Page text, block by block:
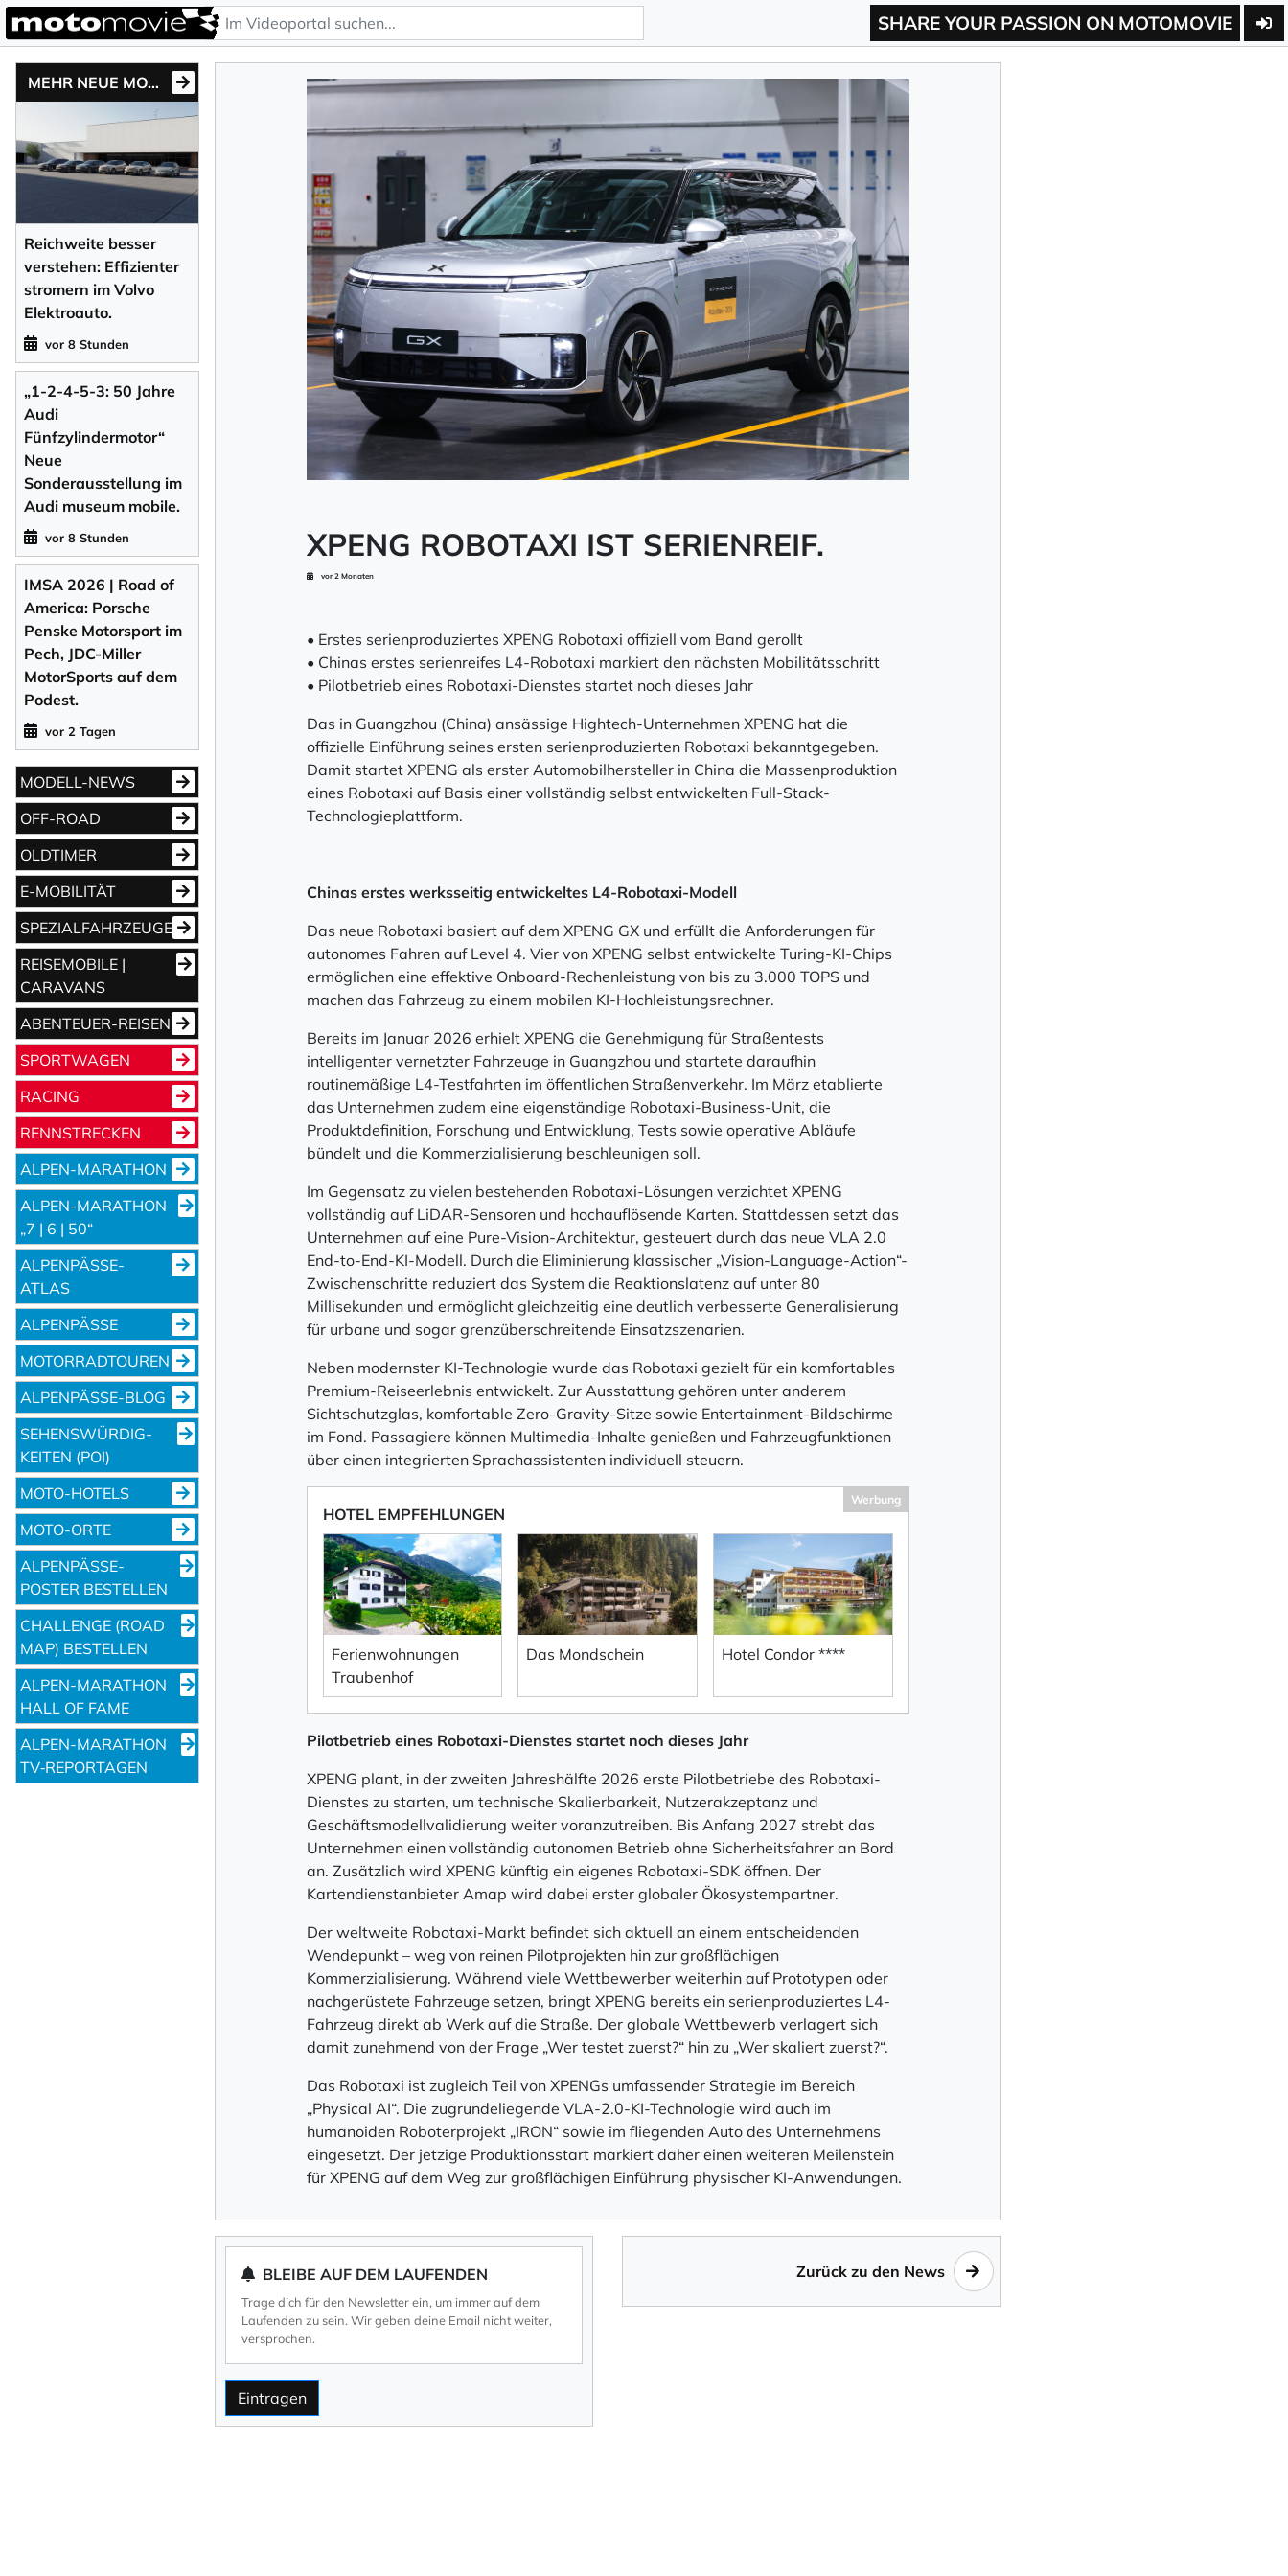
SHARE YOUR PASSION ON MOTOMOVIE
MEHR NEUE MOTONEWS
Reichweite besser
verstehen: Effizienter
stromern im Volvo
Elektroauto.
vor 8 Stunden
„1-2-4-5-3: 50 Jahre
Audi
Fünfzylindermotor“
Neue
Sonderausstellung im
Audi museum mobile.
vor 8 Stunden
IMSA 2026 | Road of
America: Porsche
Penske Motorsport im
Pech, JDC-Miller
MotorSports auf dem
Podest.
vor 2 Tagen
MODELL-NEWS
OFF-ROAD
OLDTIMER
E-MOBILITÄT
SPEZIALFAHRZEUGE
REISEMOBILE |
CARAVANS
ABENTEUER-REISEN
SPORTWAGEN
RACING
RENNSTRECKEN
ALPEN-MARATHON
ALPEN-MARATHON
„7 | 6 | 50“
ALPENPÄSSE-
ATLAS
ALPENPÄSSE
MOTORRADTOUREN
ALPENPÄSSE-BLOG
SEHENS­WÜRDIG­
KEITEN (POI)
MOTO-HOTELS
MOTO-ORTE
ALPENPÄSSE-
POSTER BESTELLEN
CHALLENGE (ROAD
MAP) BESTELLEN
ALPEN-MARATHON
HALL OF FAME
ALPEN-MARATHON
TV‑REPORTAGEN
XPENG ROBOTAXI IST SERIENREIF.
vor 2 Monaten
• Erstes serienproduziertes XPENG Robotaxi offiziell vom Band gerollt
• Chinas erstes serienreifes L4-Robotaxi markiert den nächsten Mobilitätsschritt
• Pilotbetrieb eines Robotaxi-Dienstes startet noch dieses Jahr
Das in Guangzhou (China) ansässige Hightech-Unternehmen XPENG hat die
offizielle Einführung seines ersten serienproduzierten Robotaxi bekanntgegeben.
Damit startet XPENG als erster Automobilhersteller in China die Massenproduktion
eines Robotaxi auf Basis einer vollständig selbst entwickelten Full-Stack-
Technologieplattform.
Chinas erstes werksseitig entwickeltes L4-Robotaxi-Modell
Das neue Robotaxi basiert auf dem XPENG GX und erfüllt die Anforderungen für
autonomes Fahren auf Level 4. Vier von XPENG selbst entwickelte Turing-KI-Chips
ermöglichen eine effektive Onboard-Rechenleistung von bis zu 3.000 TOPS und
machen das Fahrzeug zu einem mobilen KI-Hochleistungsrechner.
Bereits im Januar 2026 erhielt XPENG die Genehmigung für Straßentests
intelligenter vernetzter Fahrzeuge in Guangzhou und startete daraufhin
routinemäßige L4-Testfahrten im öffentlichen Straßenverkehr. Im März etablierte
das Unternehmen zudem eine eigenständige Robotaxi-Business-Unit, die
Produktdefinition, Forschung und Entwicklung, Tests sowie operative Abläufe
bündelt und die Kommerzialisierung beschleunigen soll.
Im Gegensatz zu vielen bestehenden Robotaxi-Lösungen verzichtet XPENG
vollständig auf LiDAR-Sensoren und hochauflösende Karten. Stattdessen setzt das
Unternehmen auf eine Pure-Vision-Architektur, gesteuert durch das neue VLA 2.0
End-to-End-KI-Modell. Durch die Eliminierung klassischer „Vision-Language-Action“-
Zwischenschritte reduziert das System die Reaktionslatenz auf unter 80
Millisekunden und ermöglicht gleichzeitig eine deutlich verbesserte Generalisierung
für urbane und sogar grenzüberschreitende Einsatzszenarien.
Neben modernster KI-Technologie wurde das Robotaxi gezielt für ein komfortables
Premium-Reiseerlebnis entwickelt. Zur Ausstattung gehören unter anderem
Sichtschutzglas, komfortable Zero-Gravity-Sitze sowie Entertainment-Bildschirme
im Fond. Passagiere können Multimedia-Inhalte genießen und Fahrzeugfunktionen
über einen integrierten Sprachassistenten individuell steuern.
HOTEL EMPFEHLUNGEN
Werbung
Ferienwohnungen
Traubenhof
Das Mondschein Hotel Condor ****
Pilotbetrieb eines Robotaxi-Dienstes startet noch dieses Jahr
XPENG plant, in der zweiten Jahreshälfte 2026 erste Pilotbetriebe des Robotaxi-
Dienstes zu starten, um technische Skalierbarkeit, Nutzerakzeptanz und
Geschäftsmodellvalidierung weiter voranzutreiben. Bis Anfang 2027 strebt das
Unternehmen einen vollständig autonomen Betrieb ohne Sicherheitsfahrer an Bord
an. Zusätzlich wird XPENG künftig ein eigenes Robotaxi-SDK öffnen. Der
Kartendienstanbieter Amap wird dabei erster globaler Ökosystempartner.
Der weltweite Robotaxi-Markt befindet sich aktuell an einem entscheidenden
Wendepunkt – weg von reinen Pilotprojekten hin zur großflächigen
Kommerzialisierung. Während viele Wettbewerber weiterhin auf Prototypen oder
nachgerüstete Fahrzeuge setzen, bringt XPENG bereits ein serienproduziertes L4-
Fahrzeug direkt ab Werk auf die Straße. Der globale Wettbewerb verlagert sich
damit zunehmend von der Frage „Wer testet zuerst?“ hin zu „Wer skaliert zuerst?“.
Das Robotaxi ist zugleich Teil von XPENGs umfassender Strategie im Bereich
„Physical AI“. Die zugrundeliegende VLA-2.0-KI-Technologie wird auch im
humanoiden Roboterprojekt „IRON“ sowie im fliegenden Auto des Unternehmens
eingesetzt. Der jetzige Produktionsstart markiert daher einen weiteren Meilenstein
für XPENG auf dem Weg zur großflächigen Einführung physischer KI-Anwendungen.
BLEIBE AUF DEM LAUFENDEN
Trage dich für den Newsletter ein, um immer auf dem
Laufenden zu sein. Wir geben deine Email nicht weiter,
versprochen.
Eintragen
Zurück zu den News